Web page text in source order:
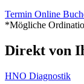
Termin Online
*Mögliche
Direkt von
HNO Diagnostik